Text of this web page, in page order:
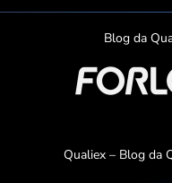
Blog da
Qualiex – Blog da